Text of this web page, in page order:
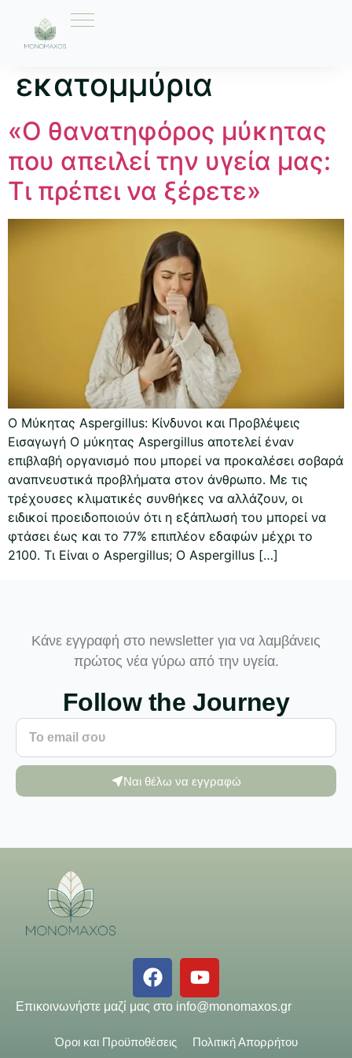
Ετικέτα:
εκατομμύρια
«Ο θανατηφόρος μύκητας
που απειλεί την υγεία μας:
Τι πρέπει να ξέρετε»
Ο Μύκητας Aspergillus: Κίνδυνοι και Προβλέψεις
Εισαγωγή Ο μύκητας Aspergillus αποτελεί έναν
επιβλαβή οργανισμό που μπορεί να προκαλέσει σοβαρά
αναπνευστικά προβλήματα στον άνθρωπο. Με τις
τρέχουσες κλιματικές συνθήκες να αλλάζουν, οι
ειδικοί προειδοποιούν ότι η εξάπλωσή του μπορεί να
φτάσει έως και το 77% επιπλέον εδαφών μέχρι το
2100. Τι Είναι ο Aspergillus; Ο Aspergillus […]
Κάνε εγγραφή στο newsletter για να λαμβάνεις
πρώτος νέα γύρω από την υγεία.
Follow the Journey
Ναι θέλω να εγγραφώ
Επικοινωνήστε μαζί μας στο info@monomaxos.gr
Όροι και Προϋποθέσεις Πολιτική Απορρήτου